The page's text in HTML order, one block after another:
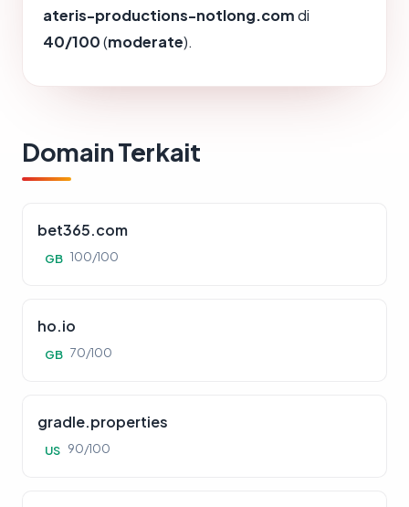
ateris-productions-notlong.comdi
40/100(moderate).
Domain Terkait
bet365.com
GB 100/100
ho.io
GB 70/100
gradle.properties
US 90/100